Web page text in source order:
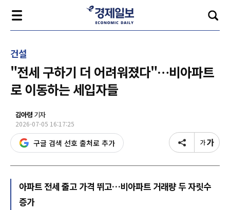
건설
"전세 구하기 더 어려워졌다"…비아파트
로 이동하는 세입자들
김아령 기자
2026-07-05 16:17:25
구글 검색 선호 출처로 추가
아파트 전세 줄고 가격 뛰고…비아파트 거래량 두 자릿수
증가